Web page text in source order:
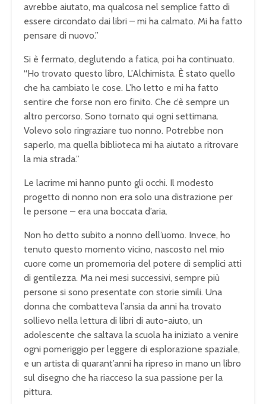
avrebbe aiutato, ma qualcosa nel semplice fatto di
essere circondato dai libri – mi ha calmato. Mi ha fatto
pensare di nuovo.”
Si è fermato, deglutendo a fatica, poi ha continuato.
“Ho trovato questo libro, L’Alchimista. È stato quello
che ha cambiato le cose. L’ho letto e mi ha fatto
sentire che forse non ero finito. Che c’è sempre un
altro percorso. Sono tornato qui ogni settimana.
Volevo solo ringraziare tuo nonno. Potrebbe non
saperlo, ma quella biblioteca mi ha aiutato a ritrovare
la mia strada.”
Le lacrime mi hanno punto gli occhi. Il modesto
progetto di nonno non era solo una distrazione per
le persone – era una boccata d’aria.
Non ho detto subito a nonno dell’uomo. Invece, ho
tenuto questo momento vicino, nascosto nel mio
cuore come un promemoria del potere di semplici atti
di gentilezza. Ma nei mesi successivi, sempre più
persone si sono presentate con storie simili. Una
donna che combatteva l’ansia da anni ha trovato
sollievo nella lettura di libri di auto-aiuto, un
adolescente che saltava la scuola ha iniziato a venire
ogni pomeriggio per leggere di esplorazione spaziale,
e un artista di quarant’anni ha ripreso in mano un libro
sul disegno che ha riacceso la sua passione per la
pittura.